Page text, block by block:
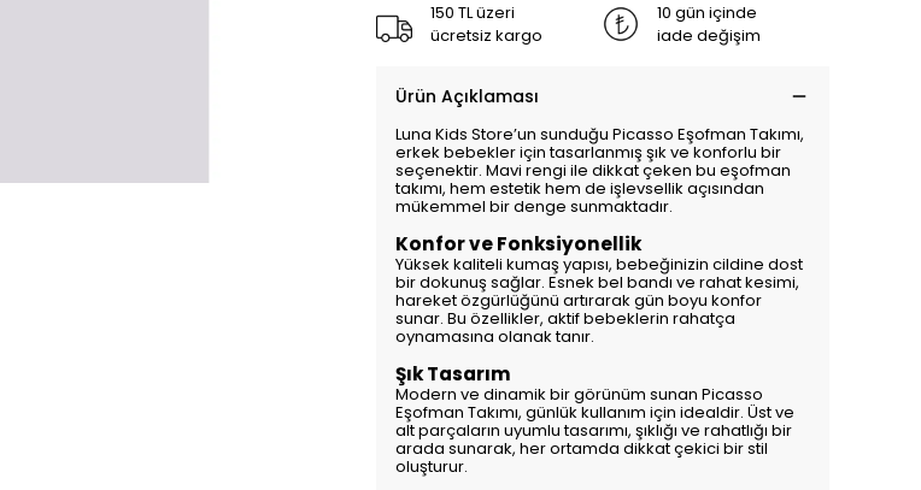
150 TL üzeri
ücretsiz kargo
10 gün içinde
iade değişim
Ürün Açıklaması
Luna Kids Store’un sunduğu Picasso Eşofman Takımı,
erkek bebekler için tasarlanmış şık ve konforlu bir
seçenektir. Mavi rengi ile dikkat çeken bu eşofman
takımı, hem estetik hem de işlevsellik açısından
mükemmel bir denge sunmaktadır.
Konfor ve Fonksiyonellik
Yüksek kaliteli kumaş yapısı, bebeğinizin cildine dost
bir dokunuş sağlar. Esnek bel bandı ve rahat kesimi,
hareket özgürlüğünü artırarak gün boyu konfor
sunar. Bu özellikler, aktif bebeklerin rahatça
oynamasına olanak tanır.
Şık Tasarım
Modern ve dinamik bir görünüm sunan Picasso
Eşofman Takımı, günlük kullanım için idealdir. Üst ve
alt parçaların uyumlu tasarımı, şıklığı ve rahatlığı bir
arada sunarak, her ortamda dikkat çekici bir stil
oluşturur.